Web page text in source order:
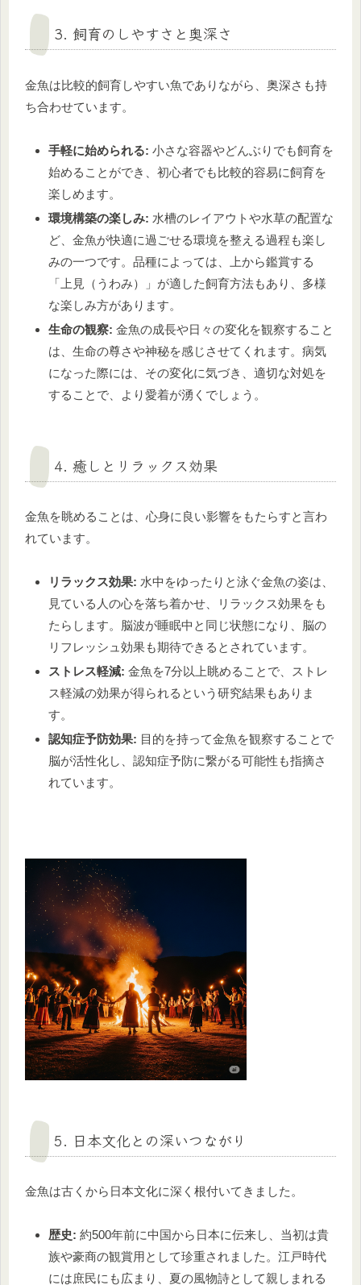
3. 飼育のしやすさと奥深さ
金魚は比較的飼育しやすい魚でありながら、奥深さも持
ち合わせています。
手軽に始められる: 小さな容器やどんぶりでも飼育を
始めることができ、初心者でも比較的容易に飼育を
楽しめます。
環境構築の楽しみ: 水槽のレイアウトや水草の配置な
ど、金魚が快適に過ごせる環境を整える過程も楽し
みの一つです。品種によっては、上から鑑賞する
「上見（うわみ）」が適した飼育方法もあり、多様
な楽しみ方があります。
生命の観察: 金魚の成長や日々の変化を観察すること
は、生命の尊さや神秘を感じさせてくれます。病気
になった際には、その変化に気づき、適切な対処を
することで、より愛着が湧くでしょう。
4. 癒しとリラックス効果
金魚を眺めることは、心身に良い影響をもたらすと言わ
れています。
リラックス効果: 水中をゆったりと泳ぐ金魚の姿は、
見ている人の心を落ち着かせ、リラックス効果をも
たらします。脳波が睡眠中と同じ状態になり、脳の
リフレッシュ効果も期待できるとされています。
ストレス軽減: 金魚を7分以上眺めることで、ストレ
ス軽減の効果が得られるという研究結果もありま
す。
認知症予防効果: 目的を持って金魚を観察することで
脳が活性化し、認知症予防に繋がる可能性も指摘さ
れています。
5. 日本文化との深いつながり
金魚は古くから日本文化に深く根付いてきました。
歴史: 約500年前に中国から日本に伝来し、当初は貴
族や豪商の観賞用として珍重されました。江戸時代
には庶民にも広まり、夏の風物詩として親しまれる